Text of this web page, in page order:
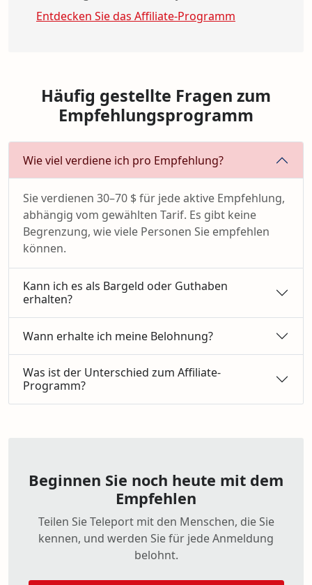
Entdecken Sie das Affiliate-Programm
Häufig gestellte Fragen zum
Empfehlungsprogramm
Wie viel verdiene ich pro Empfehlung?
Sie verdienen 30–70 $ für jede aktive Empfehlung,
abhängig vom gewählten Tarif. Es gibt keine
Begrenzung, wie viele Personen Sie empfehlen
können.
Kann ich es als Bargeld oder Guthaben
erhalten?
Wann erhalte ich meine Belohnung?
Was ist der Unterschied zum Affiliate-
Programm?
Beginnen Sie noch heute mit dem
Empfehlen
Teilen Sie Teleport mit den Menschen, die Sie
kennen, und werden Sie für jede Anmeldung
belohnt.